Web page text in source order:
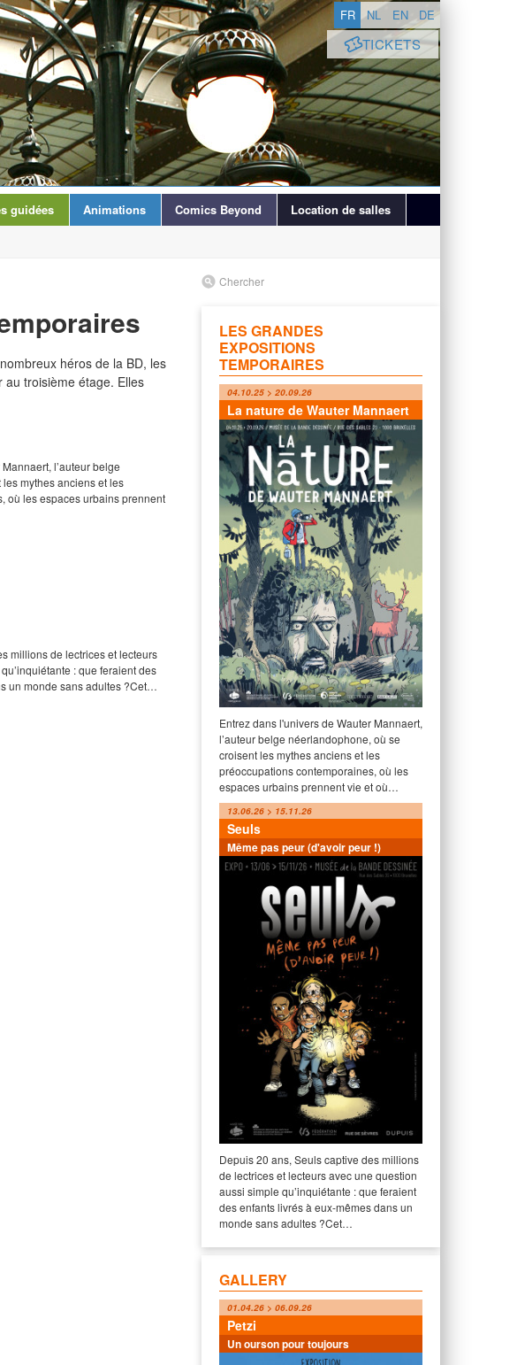
TICKETS
FR NL EN DE
guidées Animations Comics Beyond Location de salles
héros de la BD, les
troisième étage. Elles
l’auteur belge
mythes anciens et les
où les espaces urbains prennent
millions de lectrices et lecteurs
: que feraient des
un monde sans adultes ?Cet…
Chercher
LES GRANDES
EXPOSITIONS
TEMPORAIRES
04.10.25 > 20.09.26
La nature de Wauter Mannaert
Entrez dans l'univers de Wauter Mannaert,
l’auteur belge néerlandophone, où se
croisent les mythes anciens et les
préoccupations contemporaines, où les
espaces urbains prennent vie et où…
13.06.26 > 15.11.26
Seuls
Même pas peur (d'avoir peur !)
Depuis 20 ans, Seuls captive des millions
de lectrices et lecteurs avec une question
aussi simple qu’inquiétante : que feraient
des enfants livrés à eux-mêmes dans un
monde sans adultes ?Cet…
GALLERY
01.04.26 > 06.09.26
Petzi
Un ourson pour toujours